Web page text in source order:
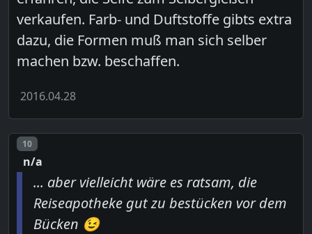
verkaufen. Farb- und Duftstoffe gibts extra
dazu, die Formen muß man sich selber
machen bzw. beschaffen.
2016.04.28
Post number
10
n/a
... aber vielleicht wäre es ratsam, die
Reiseapotheke gut zu bestücken vor dem
Bücken 😉